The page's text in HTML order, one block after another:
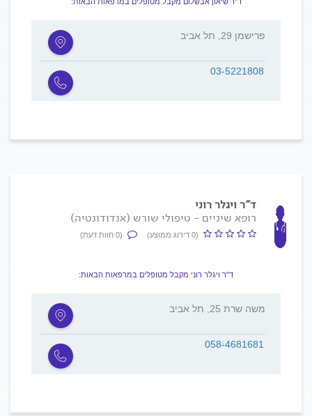
פרישמן 29, תל אביב
03-5221808
ד"ר ויגלר רוני
רופא שיניים - טיפולי שורש (אנדודונטיה)
(0 דירוג ממוצע) (0 חוות דעת)
ד"ר ויגלר רוני מקבל מטופלים במרפאות הבאות:
משה שרת 25, תל אביב
058-4681681